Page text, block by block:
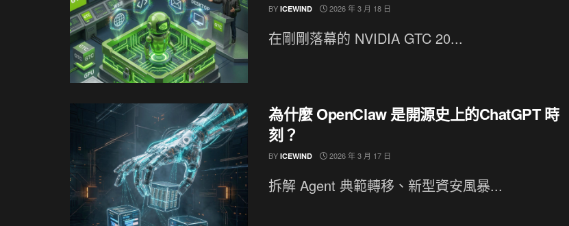
BY ICEWIND 2026 年 3 月 18 日
在剛剛落幕的 NVIDIA GTC 20...
為什麼 OpenClaw 是開源史上的ChatGPT 時
刻？
BY ICEWIND 2026 年 3 月 17 日
拆解 Agent 典範轉移、新型資安風暴...